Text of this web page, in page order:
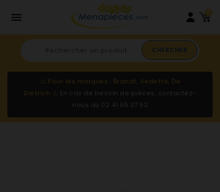
 0
CHERCHER
⚠️ Pour les marques : Brandt, Vedette, De
Dietrich ⚠️ En cas de besoin de pièces, contactez-
nous au 02 41 65 37 52